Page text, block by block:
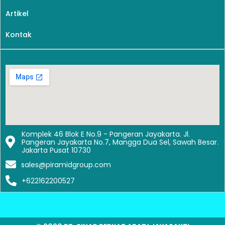
Artikel
Kontak
Komplek 46 Blok E No.9 - Pangeran Jayakarta. Jl.
Pangeran Jayakarta No.7, Mangga Dua Sel, Sawah Besar.
Jakarta Pusat 10730
sales@piramidgroup.com
+622162200527